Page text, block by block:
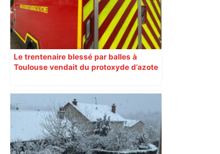
Le trentenaire blessé par balles à
Toulouse vendait du protoxyde d’azote